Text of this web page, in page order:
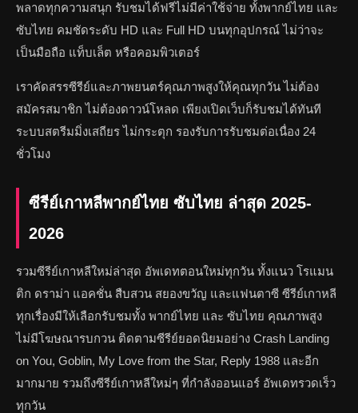
พลาดทุกความสนุก รับชมได้ฟรีไม่มีค่าใช้จ่าย ทั้งพากย์ไทย และ
ซับไทย คมชัดระดับ HD และ Full HD บนทุกอุปกรณ์ ไม่ว่าจะ
เป็นมือถือ แท็บเล็ต หรือคอมพิวเตอร์
เราคัดสรรซีรีย์และภาพยนตร์คุณภาพสูงให้คุณทุกวัน ไม่ต้อง
สมัครสมาชิก ไม่ต้องดาวน์โหลด เพียงเปิดเว็บก็รับชมได้ทันที
ระบบสตรีมมิ่งเสถียร ไม่กระตุก รองรับการรับชมต่อเนื่อง 24
ชั่วโมง
ซีรีย์เกาหลีพากย์ไทย ซับไทย ล่าสุด 2025-
2026
รวมซีรีย์เกาหลีใหม่ล่าสุด อัพเดทตอนใหม่ทุกวัน ทั้งแนว โรแมน
ติก ดราม่า แอคชั่น สืบสวน สยองขวัญ และแฟนตาซี ซีรีย์เกาหลี
ทุกเรื่องมีให้เลือกรับชมทั้ง พากย์ไทย และ ซับไทย คุณภาพสูง
ไม่มีโฆษณารบกวน ติดตามซีรีย์ยอดนิยมอย่าง Crash Landing
on You, Goblin, My Love from the Star, Reply 1988 และอีก
มากมาย รวมถึงซีรีย์เกาหลีใหม่ๆ ที่กำลังออนแอร์ อัพเดทรวดเร็ว
ทุกวัน